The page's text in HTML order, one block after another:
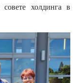
совете холдинга в